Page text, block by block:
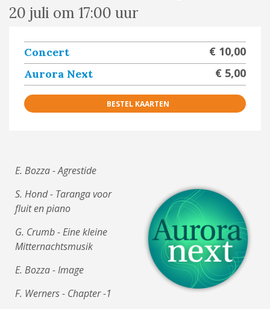
20 juli om 17:00 uur
Concert € 10,00
Aurora Next € 5,00
BESTEL KAARTEN
E. Bozza - Agrestide
S. Hond - Taranga voor
fluit en piano
G. Crumb - Eine kleine
Mitternachtsmusik
E. Bozza - Image
F. Werners - Chapter -1